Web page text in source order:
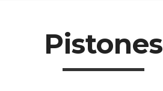
Pistones